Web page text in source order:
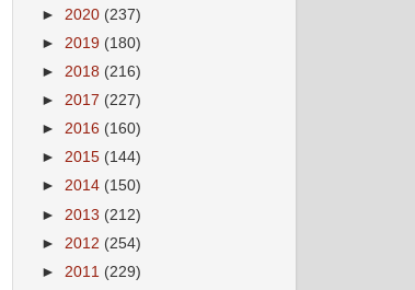
► 2020 (237)
► 2019 (180)
► 2018 (216)
► 2017 (227)
► 2016 (160)
► 2015 (144)
► 2014 (150)
► 2013 (212)
► 2012 (254)
► 2011 (229)